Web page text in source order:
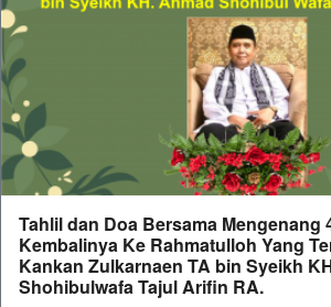
Tahlil dan Doa Bersama Mengenang
Kembalinya Ke Rahmatulloh Yang
Kankan Zulkarnaen TA bin Syeikh
Shohibulwafa Tajul Arifin RA.